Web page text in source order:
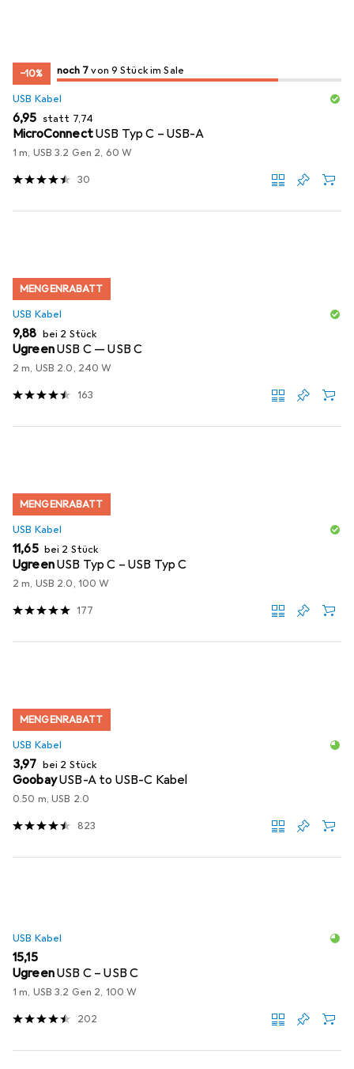
−10% 7/ 9
7/ 9 im Sale
noch 7 von 9 Stück im Sale
USB Kabel
EUR
6,95 statt EUR
7,74
MicroConnectUSB Typ C – USB-A
1 m, USB 3.2 Gen 2, 60 W
30
MENGENRABATT
USB Kabel
EUR
9,88 bei 2 Stück
UgreenUSB C — USB C
2 m, USB 2.0, 240 W
163
MENGENRABATT
USB Kabel
EUR
11,65 bei 2 Stück
UgreenUSB Typ C – USB Typ C
2 m, USB 2.0, 100 W
177
MENGENRABATT
USB Kabel
EUR
3,97 bei 2 Stück
GoobayUSB-A to USB-C Kabel
0.50 m, USB 2.0
823
USB Kabel
EUR
15,15
UgreenUSB C – USB C
1 m, USB 3.2 Gen 2, 100 W
202